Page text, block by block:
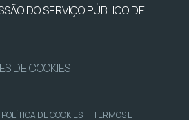
DO SERVIÇO PÚBLICO DE
DE COOKIES
POLÍTICA DE COOKIES | TERMOS E